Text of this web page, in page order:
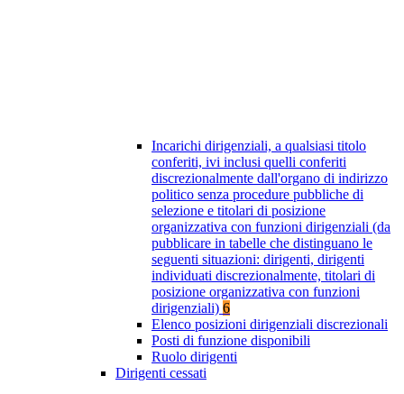
Incarichi dirigenziali, a qualsiasi titolo
conferiti, ivi inclusi quelli conferiti
discrezionalmente dall'organo di indirizzo
politico senza procedure pubbliche di
selezione e titolari di posizione
organizzativa con funzioni dirigenziali (da
pubblicare in tabelle che distinguano le
seguenti situazioni: dirigenti, dirigenti
individuati discrezionalmente, titolari di
posizione organizzativa con funzioni
dirigenziali) 6
Elenco posizioni dirigenziali discrezionali
Posti di funzione disponibili
Ruolo dirigenti
Dirigenti cessati